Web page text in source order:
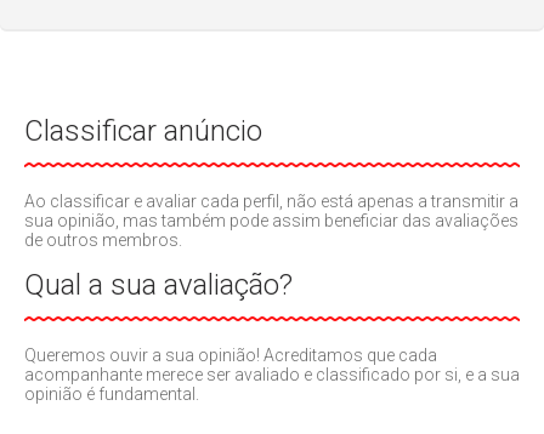
Classificar anúncio
Ao classificar e avaliar cada perfil, não está apenas a transmitir a
sua opinião, mas também pode assim beneficiar das avaliações
de outros membros.
Qual a sua avaliação?
Queremos ouvir a sua opinião! Acreditamos que cada
acompanhante merece ser avaliado e classificado por si, e a sua
opinião é fundamental.